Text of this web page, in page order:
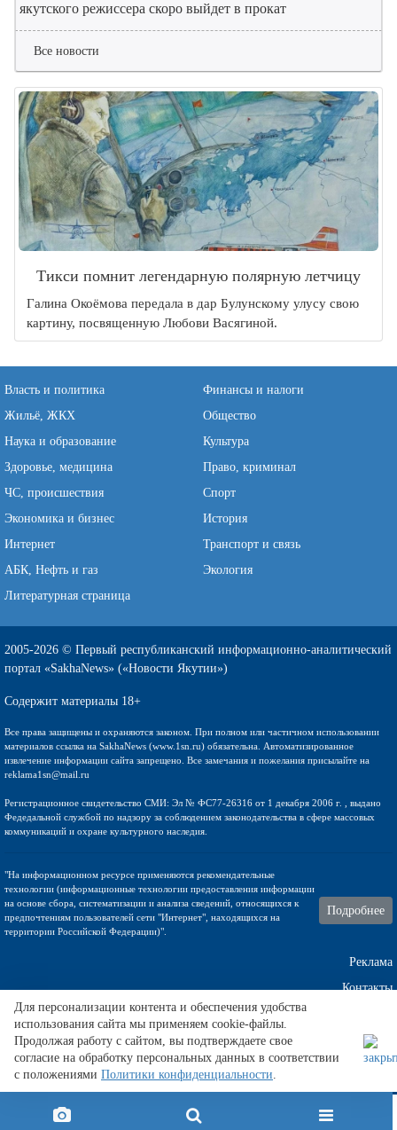
якутского режиссера скоро выйдет в прокат
Все новости
Тикси помнит легендарную полярную летчицу
Галина Окоёмова передала в дар Булунскому улусу свою
картину, посвященную Любови Васягиной.
Власть и политика
Финансы и налоги
Жильё, ЖКХ
Общество
Наука и образование
Культура
Здоровье, медицина
Право, криминал
ЧС, происшествия
Спорт
Экономика и бизнес
История
Интернет
Транспорт и связь
АБК, Нефть и газ
Экология
Литературная страница
2005-2026 © Первый республиканский информационно-аналитический
портал «SakhaNews» («Новости Якутии»)
Содержит материалы 18+
Все права защищены и охраняются законом. При полном или частичном использовании
материалов ссылка на SakhaNews (www.1sn.ru) обязательна. Автоматизированное
извлечение информации сайта запрещено. Все замечания и пожелания присылайте на
reklama1sn@mail.ru
Регистрационное свидетельство СМИ: Эл № ФС77-26316 от 1 декабря 2006 г. , выдано
Федедальной службой по надзору за соблюдением законодательства в сфере массовых
коммуникаций и охране культурного наследия.
"На информационном ресурсе применяются рекомендательные
технологии (информационные технологии предоставления информации
на основе сбора, систематизации и анализа сведений, относящихся к
предпочтениям пользователей сети "Интернет", находящихся на
территории Российской Федерации)".
Подробнее
Реклама
Контакты
Техническа поддержка
Для персонализации контента и обеспечения удобства
использования сайта мы применяем cookie-файлы.
Продолжая работу с сайтом, вы подтверждаете свое
согласие на обработку персональных данных в соответствии
с положениями Политики конфиденциальности.